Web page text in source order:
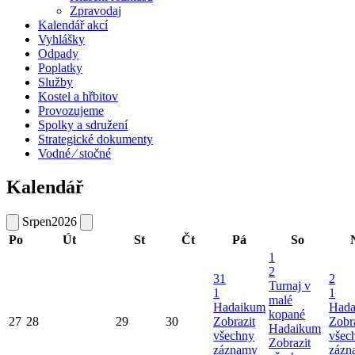
Zpravodaj
Kalendář akcí
Vyhlášky
Odpady
Poplatky
Služby
Kostel a hřbitov
Provozujeme
Spolky a sdružení
Strategické dokumenty
Vodné ⁄ stočné
Kalendář
Srpen2026
Po
Út St Čt Pá So
27 28 29 30
31
1
Hadaikum
Zobrazit
všechny
záznamy
1
2
Turnaj v
malé
kopané
Hadaikum
Zobrazit
2
1